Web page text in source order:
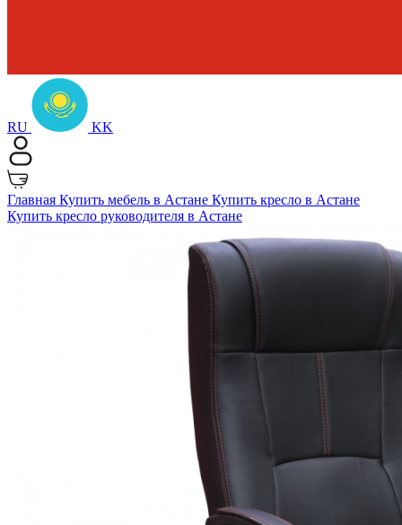
RU KK
Главная Купить мебель в Астане Купить кресло в Астане
Купить кресло руководителя в Астане